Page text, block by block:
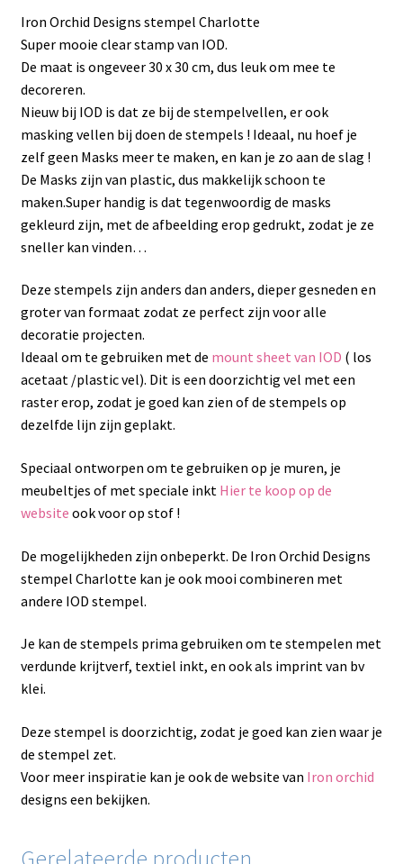
Iron Orchid Designs stempel Charlotte
Super mooie clear stamp van IOD.
De maat is ongeveer 30 x 30 cm, dus leuk om mee te
decoreren.
Nieuw bij IOD is dat ze bij de stempelvellen, er ook
masking vellen bij doen de stempels ! Ideaal, nu hoef je
zelf geen Masks meer te maken, en kan je zo aan de slag !
De Masks zijn van plastic, dus makkelijk schoon te
maken.Super handig is dat tegenwoordig de masks
gekleurd zijn, met de afbeelding erop gedrukt, zodat je ze
sneller kan vinden…
Deze stempels zijn anders dan anders, dieper gesneden en
groter van formaat zodat ze perfect zijn voor alle
decoratie projecten.
Ideaal om te gebruiken met de mount sheet van IOD ( los
acetaat /plastic vel). Dit is een doorzichtig vel met een
raster erop, zodat je goed kan zien of de stempels op
dezelfde lijn zijn geplakt.
Speciaal ontworpen om te gebruiken op je muren, je
meubeltjes of met speciale inkt Hier te koop op de
website ook voor op stof !
De mogelijkheden zijn onbeperkt. De Iron Orchid Designs
stempel Charlotte kan je ook mooi combineren met
andere IOD stempel.
Je kan de stempels prima gebruiken om te stempelen met
verdunde krijtverf, textiel inkt, en ook als imprint van bv
klei.
Deze stempel is doorzichtig, zodat je goed kan zien waar je
de stempel zet.
Voor meer inspiratie kan je ook de website van Iron orchid
designs een bekijken.